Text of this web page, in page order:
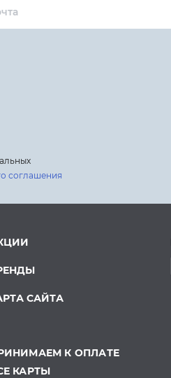
соглашения
САЙТА
К ОПЛАТЕ
КАРТЫ